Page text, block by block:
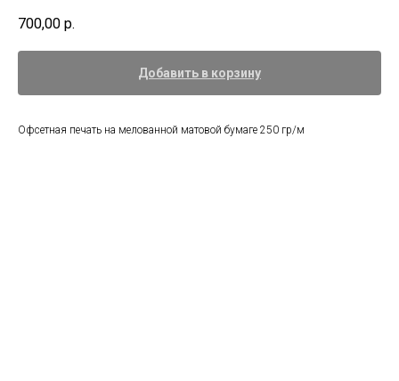
700,00 р.
Добавить в корзину
Офсетная печать на мелованной матовой бумаге 250 гр/м